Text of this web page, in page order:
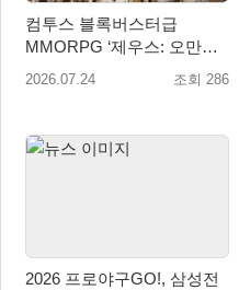
컴투스 블록버스터급
MMORPG ‘제우스: 오만의
신’, 8월 7일 쇼케이스 개최
2026.07.24 조회 286
2026 프로야구GO!, 삼성전